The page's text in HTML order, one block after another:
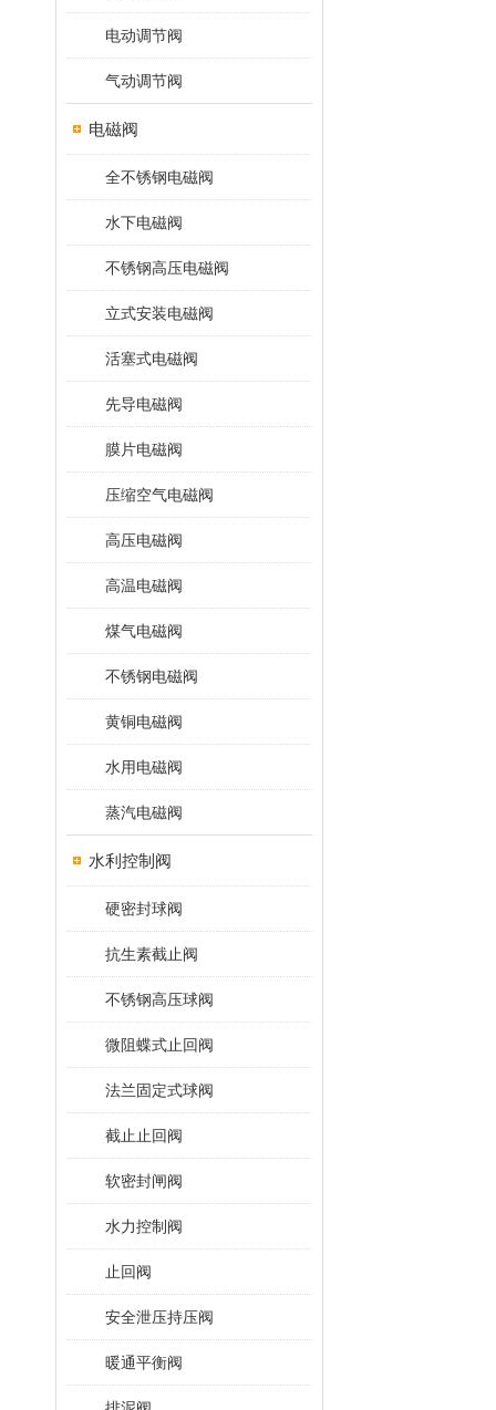
电动调节阀
气动调节阀
电磁阀
全不锈钢电磁阀
水下电磁阀
不锈钢高压电磁阀
立式安装电磁阀
活塞式电磁阀
先导电磁阀
膜片电磁阀
压缩空气电磁阀
高压电磁阀
高温电磁阀
煤气电磁阀
不锈钢电磁阀
黄铜电磁阀
水用电磁阀
蒸汽电磁阀
水利控制阀
硬密封球阀
抗生素截止阀
不锈钢高压球阀
微阻蝶式止回阀
法兰固定式球阀
截止止回阀
软密封闸阀
水力控制阀
止回阀
安全泄压持压阀
暖通平衡阀